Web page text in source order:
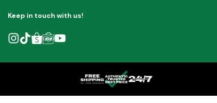
Keep in touch with us!